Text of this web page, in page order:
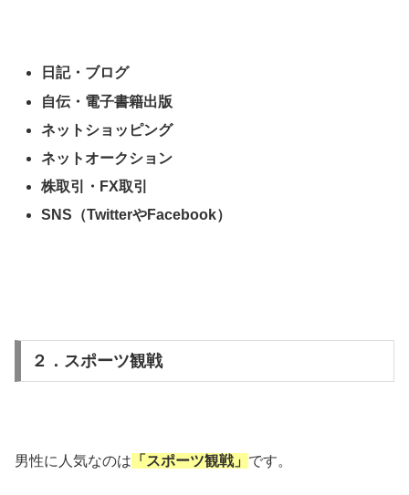
日記・ブログ
自伝・電子書籍出版
ネットショッピング
ネットオークション
株取引・FX取引
SNS（TwitterやFacebook）
２．スポーツ観戦
男性に人気なのは 「スポーツ観戦」 です。